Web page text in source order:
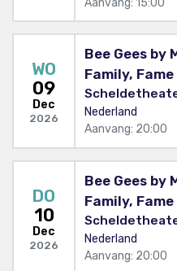
Aanvang: 15:00
WO
09
Dec
2026
Bee Gees by
Family,
Nederland
Aanvang: 20:00
DO
10
Dec
2026
Bee Gees by
Family,
Nederland
Aanvang: 20:00